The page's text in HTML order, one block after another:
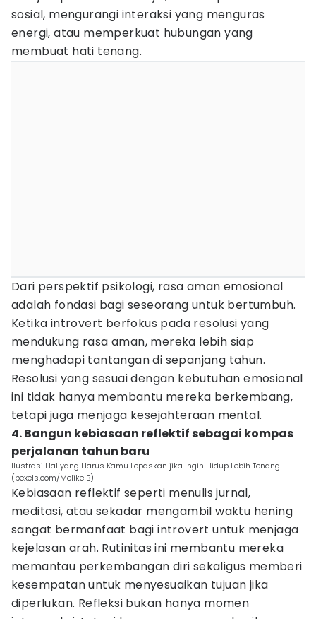
sosial, mengurangi interaksi yang menguras
energi, atau memperkuat hubungan yang
membuat hati tenang.
Dari perspektif psikologi, rasa aman emosional
adalah fondasi bagi seseorang untuk bertumbuh.
Ketika introvert berfokus pada resolusi yang
mendukung rasa aman, mereka lebih siap
menghadapi tantangan di sepanjang tahun.
Resolusi yang sesuai dengan kebutuhan emosional
ini tidak hanya membantu mereka berkembang,
tetapi juga menjaga kesejahteraan mental.
4. Bangun kebiasaan reflektif sebagai kompas
perjalanan tahun baru
Ilustrasi Hal yang Harus Kamu Lepaskan jika Ingin Hidup Lebih Tenang.
(pexels.com/Melike B)
Kebiasaan reflektif seperti menulis jurnal,
meditasi, atau sekadar mengambil waktu hening
sangat bermanfaat bagi introvert untuk menjaga
kejelasan arah. Rutinitas ini membantu mereka
memantau perkembangan diri sekaligus memberi
kesempatan untuk menyesuaikan tujuan jika
diperlukan. Refleksi bukan hanya momen